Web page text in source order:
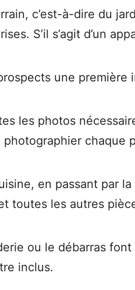
c’est-à-dire du
S’il s’agit d’un
une première
les photos
chaque
en passant par
toutes les autres
ou le débarras
inclus.